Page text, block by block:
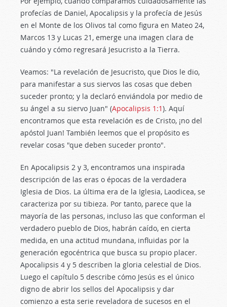
profecías de Daniel, Apocalipsis y la profecía de Jesús
en el Monte de los Olivos tal como figura en Mateo 24,
Marcos 13 y Lucas 21 , emerge una imagen clara de
cuándo y cómo regresará Jesucristo a la Tierra.
Veamos: "La revelación de Jesucristo, que Dios le dio,
para manifestar a sus siervos las cosas que deben
suceder pronto; y la declaró enviándola por medio de
su ángel a su siervo Juan" (Apocalipsis 1:1). Aquí
encontramos que esta revelación es de Cristo, ¡no del
apóstol Juan! También leemos que el propósito es
revelar cosas "que deben suceder pronto".
En Apocalipsis 2 y 3, encontramos una inspirada
descripción de las eras o épocas de la verdadera
Iglesia de Dios. La última era de la Iglesia, Laodicea, se
caracteriza por su tibieza. Por tanto, parece que la
mayoría de las personas, incluso las que conforman el
verdadero pueblo de Dios, habrán caído, en cierta
medida, en una actitud mundana, influidas por la
generación egocéntrica que busca su propio placer.
Apocalipsis 4 y 5 describen la gloria celestial de Dios.
Luego el capítulo 5 describe cómo Jesús es el único
digno de abrir los sellos del Apocalipsis y dar
comienzo a esta serie reveladora de sucesos en el